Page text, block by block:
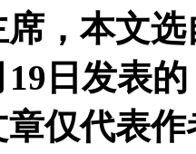
，本文
日发表
仅代表